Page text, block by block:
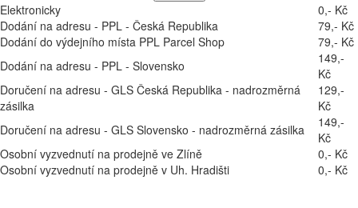
Elektronicky
0,- Kč
Dodání na adresu - PPL - Česká Republika
79,- Kč
Dodání do výdejního místa PPL Parcel Shop
79,- Kč
Dodání na adresu - PPL - Slovensko
149,-
Kč
Doručení na adresu - GLS Česká Republika - nadrozměrná
zásilka
129,-
Kč
Doručení na adresu - GLS Slovensko - nadrozměrná zásilka
149,-
Kč
Osobní vyzvednutí na prodejně ve Zlíně
0,- Kč
Osobní vyzvednutí na prodejně v Uh. Hradišti
0,- Kč